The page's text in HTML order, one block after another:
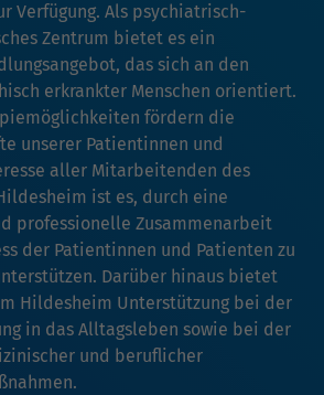
Verfügung. Als psychiatrisch-
Zentrum bietet es ein
das sich an den
erkrankter Menschen orientiert.
fördern die
unserer Patientinnen und
aller Mitarbeitenden des
ist es, durch eine
professionelle Zusammenarbeit
der Patientinnen und Patienten zu
Darüber hinaus bietet
Hildesheim Unterstützung bei der
in das Alltagsleben sowie bei der
und beruflicher